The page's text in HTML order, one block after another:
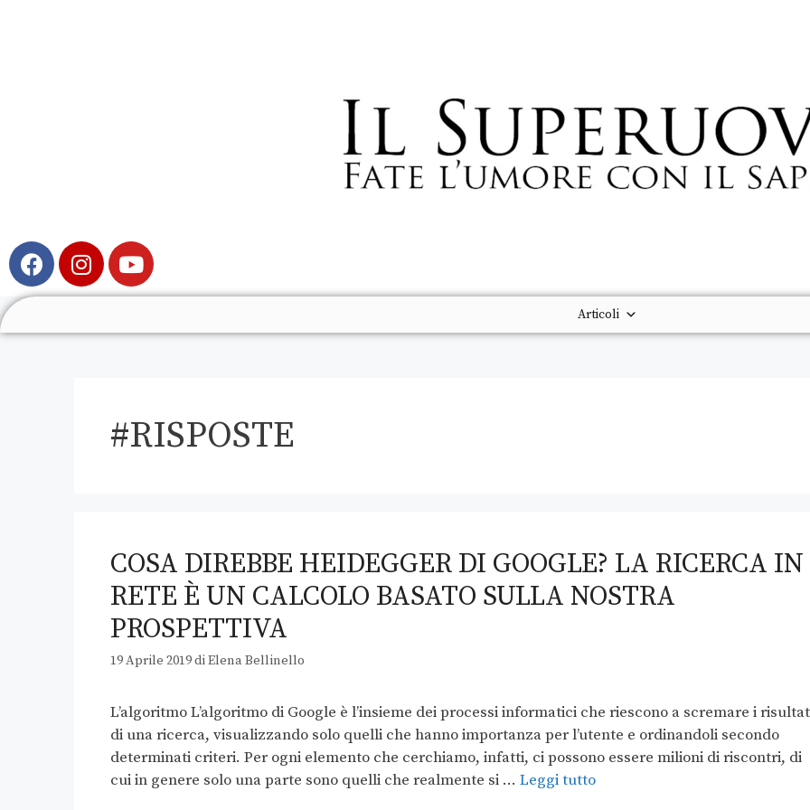
Articoli
#RISPOSTE
COSA DIREBBE HEIDEGGER DI GOOGLE? LA RICERCA IN
RETE È UN CALCOLO BASATO SULLA NOSTRA
PROSPETTIVA
19 Aprile 2019diElena Bellinello
L’algoritmo L’algoritmo di Google è l’insieme dei processi informatici che riescono a scremare i
di una ricerca, visualizzando solo quelli che hanno importanza per l’utente e ordinandoli secondo
determinati criteri. Per ogni elemento che cerchiamo, infatti, ci possono essere milioni di riscontri, di
cui in genere solo una parte sono quelli che realmente si … Leggi tutto